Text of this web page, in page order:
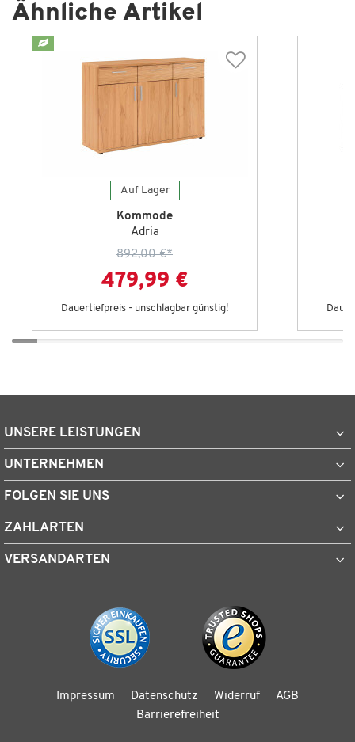
Ähnliche Artikel
Auf Lager
Kommode
Adria
892,00 €*
479,99 €
Dauertiefpreis - unschlagbar günstig!
UNSERE LEISTUNGEN
UNTERNEHMEN
FOLGEN SIE UNS
ZAHLARTEN
VERSANDARTEN
Impressum Datenschutz Widerruf
AGB
Barrierefreiheit